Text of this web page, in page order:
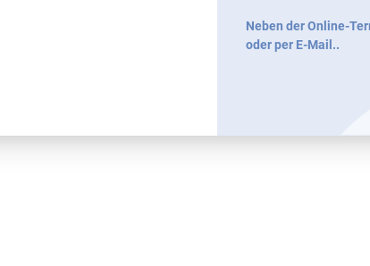
Neben der Online-
oder per E-Mail..